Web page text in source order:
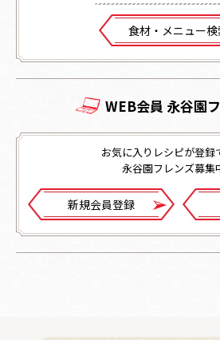
⾷材・メニュー検
WEB会員 永谷園
お気に入りレシピが登録
永谷園フレンズ募集
新規会員登録